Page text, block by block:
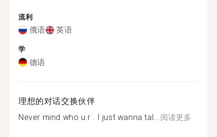
流利
俄语 英语
学
德语
理想的对话交换伙伴
Never mind who u r . I just wanna tal... 阅读更多